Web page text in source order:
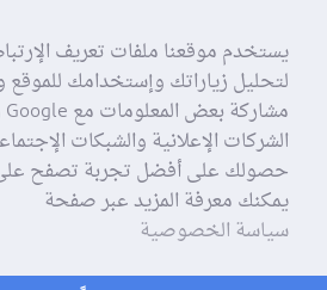
يستخدم موقعنا ملفات تعريف
لتحليل زياراتك وإستخدامك للموقع
الشركات الإعلانية والشبكات
حصولك على أفضل تجربة تصفح
يمكنك معرفة المزيد عبر صفحة
سياسة الخصوصية